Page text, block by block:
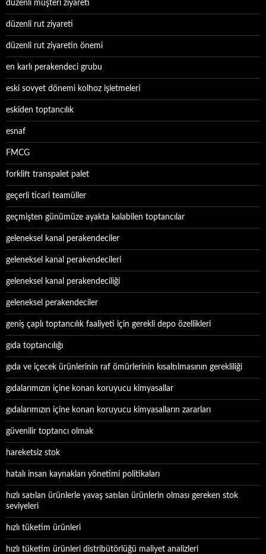
düzenli müşteri ziyareti
düzenli rut ziyareti
düzenli rut ziyaretin önemi
en karlı perakendeci grubu
eski sovyet dönemi kolhoz işletmeleri
eskiden toptancılık
esnaf
FMCG
forklift transpalet palet
geçerli ticari teamüller
geçmişten günümüze ayakta kalabilen toptancılar
geleneksel kanal perakendeciler
geleneksel kanal perakendecileri
geleneksel kanal perakendeciliği
geleneksel perakendeciler
geniş çaplı toptancılık faaliyeti için gerekli depo özellikleri
gıda toptancılığı
gıda ve içecek ürünlerinin raf ömürlerinin kısaltılmasının gerekliliği
gıdalarımızın içine konan koruyucu kimyasallar
gıdalarımızın içine konan koruyucu kimyasalların zararları
güvenilir toptancı olmak
hareketsiz stok
hatalı insan kaynakları yönetimi politikaları
hızlı satılan ürünlerle yavaş satılan ürünlerin olması gereken stok
seviyeleri
hızlı tüketim ürünleri
hızlı tüketim ürünleri distribütörlüğü maliyet analizleri